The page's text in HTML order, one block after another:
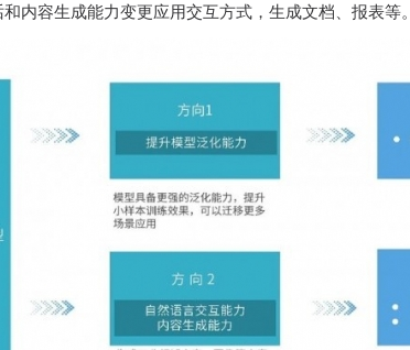
内容生成能力变更应用交互方式，生成文档、报表等。